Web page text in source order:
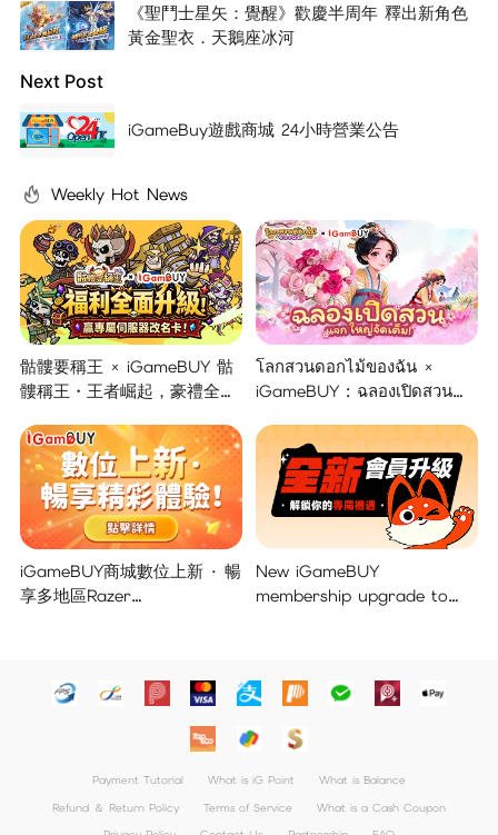
《聖鬥士星矢：覺醒》歡慶半周年 釋出新角色
黃金聖衣．天鵝座冰河
Next Post
iGameBuy遊戲商城 24小時營業公告
Weekly Hot News
骷髏要稱王 × iGameBUY 骷
髏稱王・王者崛起，豪禮全面
โลกสวนดอกไม้ของฉัน ×
iGameBUY : ฉลองเปิดสวน
iGameBUY商城數位上新 · 暢
享多地區Razer
New iGameBUY
membership upgrade to
Payment Tutorial What is iG Point
What is Balance
Refund ＆ Return Policy
Terms of Service
What is a Cash Coupon